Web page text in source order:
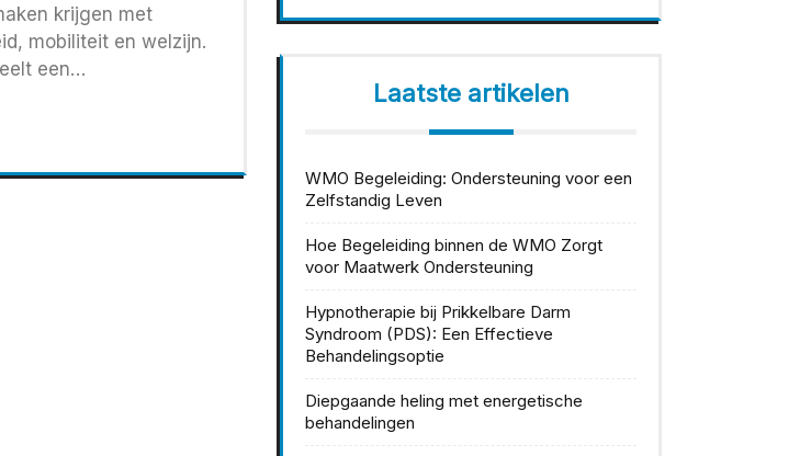
krijgen met
mobiliteit en welzijn.
een…
Laatste artikelen
WMO Begeleiding: Ondersteuning voor een
Zelfstandig Leven
Hoe Begeleiding binnen de WMO Zorgt
voor Maatwerk Ondersteuning
Hypnotherapie bij Prikkelbare Darm
Syndroom (PDS): Een Effectieve
Behandelingsoptie
Diepgaande heling met energetische
behandelingen